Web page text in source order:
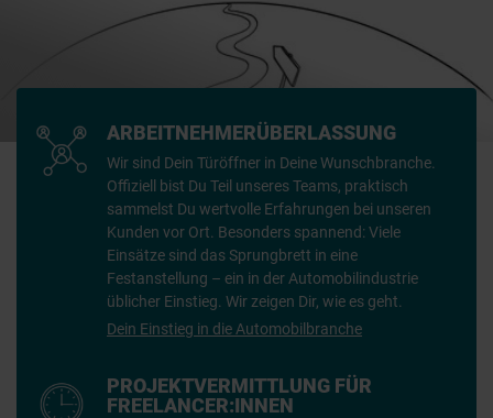
ARBEITNEHMER­ÜBERLASSUNG
Wir sind Dein Türöffner in Deine Wunschbranche.
Offiziell bist Du Teil unseres Teams, praktisch
sammelst Du wertvolle Erfahrungen bei unseren
Kunden vor Ort. Besonders spannend: Viele
Einsätze sind das Sprungbrett in eine
Festanstellung – ein in der Automobilindustrie
üblicher Einstieg. Wir zeigen Dir, wie es geht.
Dein Einstieg in die Automobilbranche
PROJEKTVERMITTLUNG FÜR
FREELANCER:INNEN